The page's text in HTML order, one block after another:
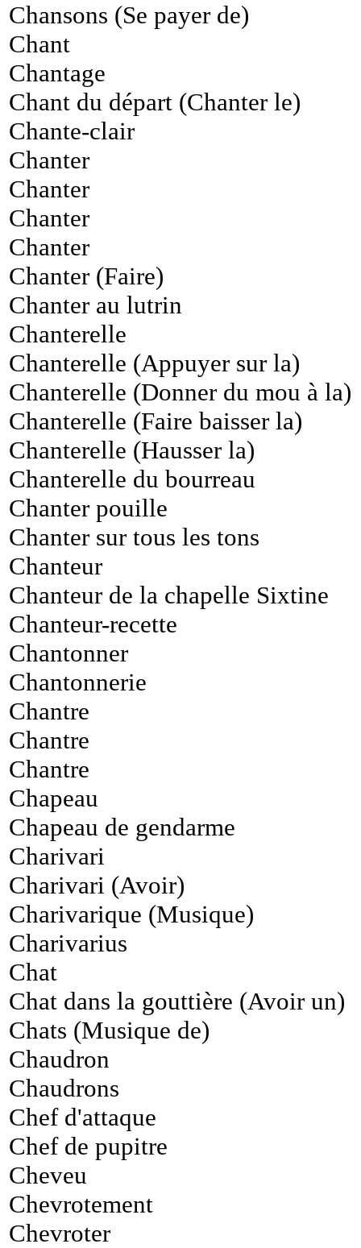
Chansons (Se payer de)
Chant
Chantage
Chant du départ (Chanter le)
Chante-clair
Chanter
Chanter
Chanter
Chanter
Chanter (Faire)
Chanter au lutrin
Chanterelle
Chanterelle (Appuyer sur la)
Chanterelle (Donner du mou à la)
Chanterelle (Faire baisser la)
Chanterelle (Hausser la)
Chanterelle du bourreau
Chanter pouille
Chanter sur tous les tons
Chanteur
Chanteur de la chapelle Sixtine
Chanteur-recette
Chantonner
Chantonnerie
Chantre
Chantre
Chantre
Chapeau
Chapeau de gendarme
Charivari
Charivari (Avoir)
Charivarique (Musique)
Charivarius
Chat
Chat dans la gouttière (Avoir un)
Chats (Musique de)
Chaudron
Chaudrons
Chef d'attaque
Chef de pupitre
Cheveu
Chevrotement
Chevroter